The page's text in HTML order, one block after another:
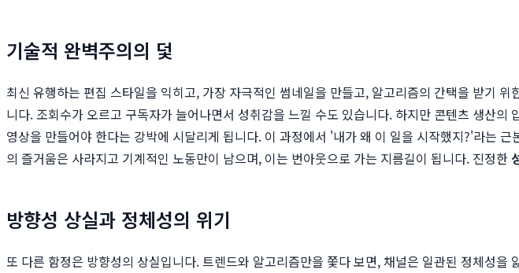
기술적 완벽주의의 덫
최신 유행하는 편집 스타일을 익히고, 가장 자극적인 썸네일을 만들고, 알고리즘의 간택을 받기
니다. 조회수가 오르고 구독자가 늘어나면서 성취감을 느낄 수도 있습니다. 하지만 콘텐츠 생산
영상을 만들어야 한다는 강박에 시달리게 됩니다. 이 과정에서 '내가 왜 이 일을 시작했지?'라는
의 즐거움은 사라지고 기계적인 노동만이 남으며, 이는 번아웃으로 가는 지름길이 됩니다. 진정한
방향성 상실과 정체성의 위기
또 다른 함정은 방향성의 상실입니다. 트렌드와 알고리즘만을 쫓다 보면, 채널은 일관된 정체성